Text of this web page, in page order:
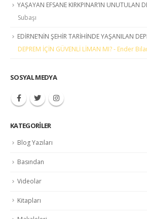
YAŞAYAN EFSANE KIRKPINAR’IN UNUTULAN
Subaşı
EDİRNE’NİN ŞEHİR TARİHİNDE YAŞANILAN
DEPREM İÇİN GÜVENLİ LİMAN MI? - Ender
SOSYAL MEDYA
KATEGORILER
Blog Yazıları
Basından
Videolar
Kitapları